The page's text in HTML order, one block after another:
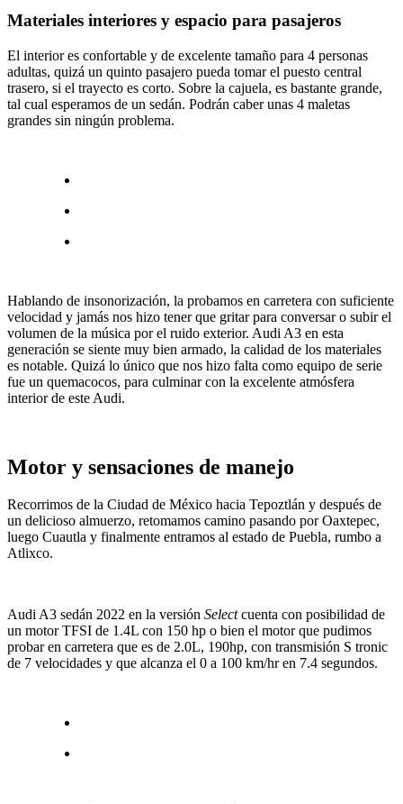
Materiales interiores y espacio para pasajeros
El interior es confortable y de excelente tamaño para 4 personas
adultas, quizá un quinto pasajero pueda tomar el puesto central
trasero, si el trayecto es corto. Sobre la cajuela, es bastante grande,
tal cual esperamos de un sedán. Podrán caber unas 4 maletas
grandes sin ningún problema.
Hablando de insonorización, la probamos en carretera con suficiente
velocidad y jamás nos hizo tener que gritar para conversar o subir el
volumen de la música por el ruido exterior. Audi A3 en esta
generación se siente muy bien armado, la calidad de los materiales
es notable. Quizá lo único que nos hizo falta como equipo de serie
fue un quemacocos, para culminar con la excelente atmósfera
interior de este Audi.
Motor y sensaciones de manejo
Recorrimos de la Ciudad de México hacia Tepoztlán y después de
un delicioso almuerzo, retomamos camino pasando por Oaxtepec,
luego Cuautla y finalmente entramos al estado de Puebla, rumbo a
Atlixco.
Audi A3 sedán 2022 en la versión Selectcuenta con posibilidad de
un motor TFSI de 1.4L con 150 hp o bien el motor que pudimos
probar en carretera que es de 2.0L, 190hp, con transmisión S tronic
de 7 velocidades y que alcanza el 0 a 100 km/hr en 7.4 segundos.